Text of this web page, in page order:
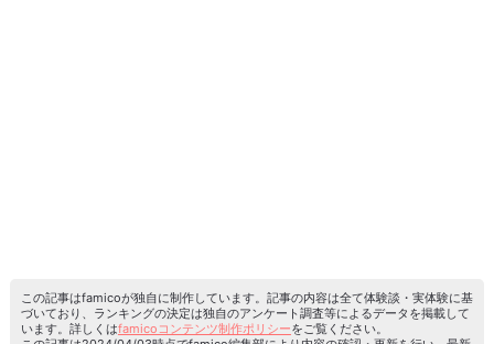
この記事はfamicoが独自に制作しています。記事の内容は全て体験談・実体験に基
づいており、ランキングの決定は独自のアンケート調査等によるデータを掲載して
います。詳しくはfamicoコンテンツ制作ポリシーをご覧ください。